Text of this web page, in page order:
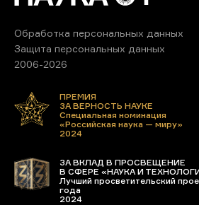
Обработка персональных данных
Защита персональных данных
2006-2026
ПРЕМИЯ
ЗА ВЕРНОСТЬ НАУКЕ
Специальная номинация
«Российская наука — миру»
2024
ЗА ВКЛАД В ПРОСВЕЩЕНИЕ
В СФЕРЕ «НАУКА И
Лучший просветительский
года
2024